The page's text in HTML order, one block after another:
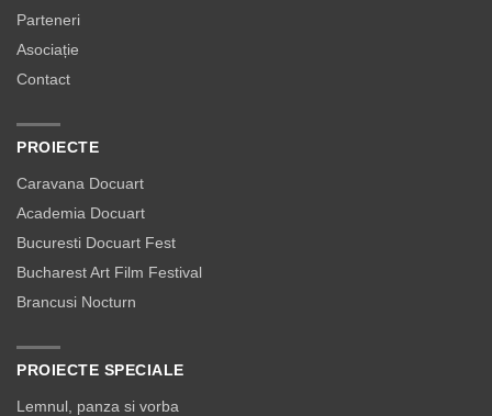
Parteneri
Asociație
Contact
PROIECTE
Caravana Docuart
Academia Docuart
Bucuresti Docuart Fest
Bucharest Art Film Festival
Brancusi Nocturn
PROIECTE SPECIALE
Lemnul, panza si vorba